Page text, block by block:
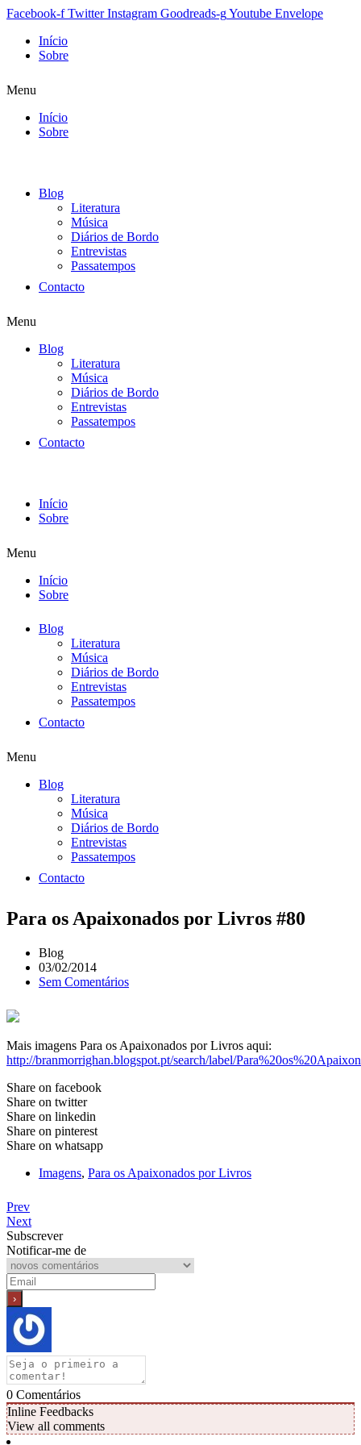
Facebook-f Twitter Instagram Goodreads-gYoutube Envelope
Início
Sobre
Menu
Início
Sobre
Blog
Literatura
Música
Diários de Bordo
Entrevistas
Passatempos
Contacto
Menu
Blog
Literatura
Música
Diários de Bordo
Entrevistas
Passatempos
Contacto
Início
Sobre
Menu
Início
Sobre
Blog
Literatura
Música
Diários de Bordo
Entrevistas
Passatempos
Contacto
Menu
Blog
Literatura
Música
Diários de Bordo
Entrevistas
Passatempos
Contacto
Para os Apaixonados por Livros #80
Blog
03/02/2014
Sem Comentários
Mais imagens Para os Apaixonados por Livros aqui:
http://branmorrighan.blogspot.pt/search/label/
Share on facebook
Share on twitter
Share on linkedin
Share on pinterest
Share on whatsapp
Imagens, Para os Apaixonados por Livros
Prev
Next
Subscrever
Notificar-me de
0 Comentários
Inline Feedbacks
View all comments